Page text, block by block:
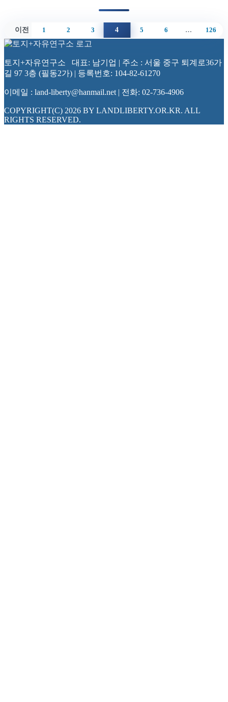
이전 페이지
1
으로
이동
페이지
2
으로
이동
페이지
3
으로
이동
페이지
4
으로
이동
페이지
5
으로
이동
페이지
6
으로
이동
… 페이지
126
으로
이동
토지+자유연구소 대표: 남기업 | 주소 : 서울 중구 퇴계로36가
길 97 3층 (필동2가) | 등록번호: 104-82-61270
이메일 : land-liberty@hanmail.net | 전화: 02-736-4906
COPYRIGHT(C) 2026 BY LANDLIBERTY.OR.KR. ALL
RIGHTS RESERVED.